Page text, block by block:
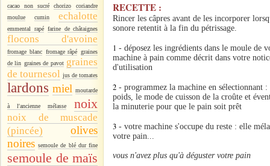
cacao non sucré
chorizo
coriandre
moulue
cumin echalotte
emmental rapé farine de châtaignes
flocons d'avoine
fromage blanc fromage râpé graines
de lin graines de pavot graines
de tournesol jus de tomates
lardons miel moutarde
à l'ancienne mélasse noix
noix de muscade
(pincée)
olives
noires semoule de blé dur fine
semoule de maïs
RECETTE :
Rincer les câpres avant de les incorporer
sonore retentit à la fin du pétrissage.
1 - déposez les ingrédients dans le moule de
machine à pain comme décrit dans votre
d'utilisation
2 - programmez la machine en sélectionnant
poids, le mode de cuisson de la croûte et
la minuterie pour que le pain soit prêt
3 - votre machine s'occupe du reste : elle
votre pain...
vous n'avez plus qu'à déguster votre pain